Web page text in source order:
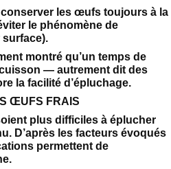
conserver les œufs toujours à la
le phénomène de
surface).
montré qu’un temps de
— autrement dit des
la facilité d’épluchage.
ŒUFS FRAIS
plus difficiles à éplucher
D’après les facteurs évoqués
permettent de